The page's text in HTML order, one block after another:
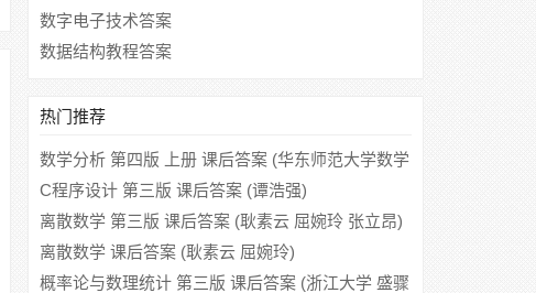
数字电子技术答案
数据结构教程答案
热门推荐
数学分析 第四版 上册 课后答案 (华东师范大学数学
系)
C程序设计 第三版 课后答案 (谭浩强)
离散数学 第三版 课后答案 (耿素云 屈婉玲 张立昂)
离散数学 课后答案 (耿素云 屈婉玲)
概率论与数理统计 第三版 课后答案 (浙江大学 盛骤